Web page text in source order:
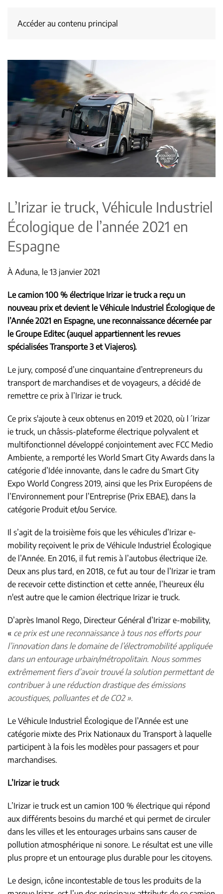
Accéder au contenu principal
L’Irizar ie truck, Véhicule Industriel
Écologique de l’année 2021 en
Espagne
À Aduna, le 13 janvier 2021
Le camion 100 % électrique Irizar ie truck a reçu un
nouveau prix et devient le Véhicule Industriel Écologique de
l’Année 2021 en Espagne, une reconnaissance décernée par
le Groupe Editec (auquel appartiennent les revues
spécialisées Transporte 3 et Viajeros).
Le jury, composé d’une cinquantaine d’entrepreneurs du
transport de marchandises et de voyageurs, a décidé de
remettre ce prix à l’Irizar ie truck.
Ce prix s'ajoute à ceux obtenus en 2019 et 2020, où l´Irizar
ie truck, un châssis-plateforme électrique polyvalent et
multifonctionnel développé conjointement avec FCC Medio
Ambiente, a remporté les World Smart City Awards dans la
catégorie d’Idée innovante, dans le cadre du Smart City
Expo World Congress 2019, ainsi que les Prix Européens de
l’Environnement pour l’Entreprise (Prix EBAE), dans la
catégorie Produit et/ou Service.
Il s’agit de la troisième fois que les véhicules d’Irizar e-
mobility reçoivent le prix de Véhicule Industriel Écologique
de l’Année. En 2016, il fut remis à l’autobus électrique i2e.
Deux ans plus tard, en 2018, ce fut au tour de l’Irizar ie tram
de recevoir cette distinction et cette année, l’heureux élu
n'est autre que le camion électrique Irizar ie truck.
D’après Imanol Rego, Directeur Général d’Irizar e-mobility,
« ce prix est une reconnaissance à tous nos efforts pour
l’innovation dans le domaine de l’électromobilité appliquée
dans un entourage urbain/métropolitain. Nous sommes
extrêmement fiers d’avoir trouvé la solution permettant de
contribuer à une réduction drastique des émissions
acoustiques, polluantes et de CO2 ».
Le Véhicule Industriel Écologique de l’Année est une
catégorie mixte des Prix Nationaux du Transport à laquelle
participent à la fois les modèles pour passagers et pour
marchandises.
L’Irizar ie truck
L’Irizar ie truck est un camion 100 % électrique qui répond
aux différents besoins du marché et qui permet de circuler
dans les villes et les entourages urbains sans causer de
pollution atmosphérique ni sonore. Le résultat est une ville
plus propre et un entourage plus durable pour les citoyens.
Le design, icône incontestable de tous les produits de la